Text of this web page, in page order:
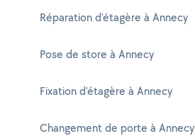
Réparation d'étagère à Annecy
Pose de store à Annecy
Fixation d'étagère à Annecy
Changement de porte à Annecy